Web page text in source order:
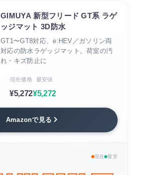
GIMUYA 新型フリード GT系 ラゲ
ッジマット 3D防水
GT1〜GT8対応、e:HEV／ガソリン両
対応の防水ラゲッジマット。荷室の汚
れ・キズ防止に
現在価格
¥5,272
最安値
¥5,272
Amazonで見る
現在 最安